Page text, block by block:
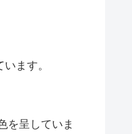
ます。
を呈していま